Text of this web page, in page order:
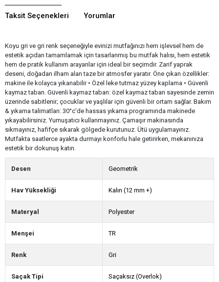
Taksit Seçenekleri Yorumlar
Koyu gri ve gri renk seçeneğiyle evinizi mutfağınızı hem işlevsel hem de
estetik açıdan tamamlamak için tasarlanmış bu mutfak halısı, hem estetik
hem de pratik kullanım arayanlar için ideal bir seçimdir. Zarif yaprak
deseni, doğadan ilham alan taze bir atmosfer yaratır. Öne çıkan özellikler:
makine ile kolayca yıkanabilir • Özel leke tutmaz yüzey kaplama • Güvenli
kaymaz taban. Güvenli kaymaz taban: özel kaymaz taban sayesinde zemin
üzerinde sabitlenir; çocuklar ve yaşlılar için güvenli bir ortam sağlar. Bakım
& yıkama talimatları: 30°c'de hassas yıkama programında makinede
yıkayabilirsiniz. Yumuşatıcı kullanmayınız. Çamaşır makinasında
sıkmayınız, hafifçe sıkarak gölgede kurutunuz. Ütü uygulamayınız.
Mutfakta saatlerce ayakta durmayı konforlu hale getirirken, mekanınıza
estetik bir dokunuş katın.
Desen Geometrik
Hav Yüksekliği Kalın (12 mm +)
Materyal Polyester
Menşei TR
Renk Gri
Saçak Tipi Saçaksız (Overlok)